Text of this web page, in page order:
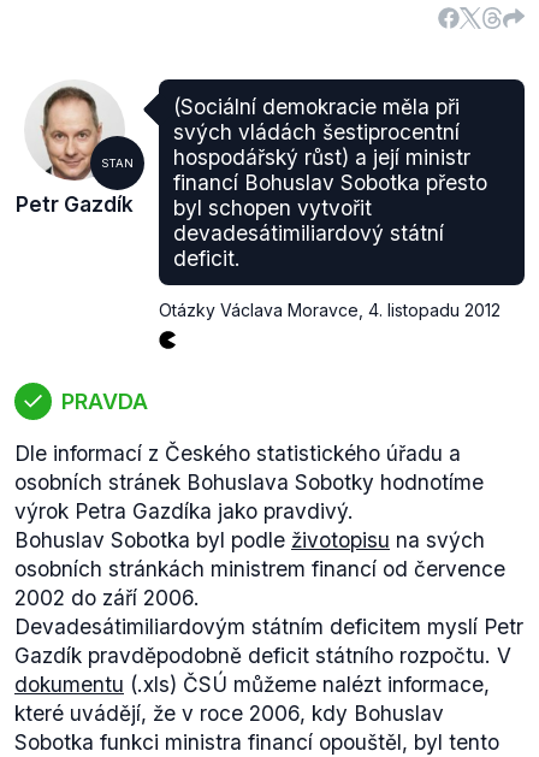
Gazdík, jsou upraveny zákony, kraje, resp.
zastupitelstvo kraje, může do těchto oblastí
zasahovat pouze využije-li svého práva navrhovat
zákony. Výrok tedy na základě těchto informací
hodnotíme jako pravdivý.
STAN
Petr Gazdík
(Sociální demokracie měla při
svých vládách šestiprocentní
hospodářský růst) a její ministr
financí Bohuslav Sobotka přesto
byl schopen vytvořit
devadesátimiliardový státní
deficit.
Otázky Václava Moravce 4. listopadu 2012
PRAVDA
Dle informací z Českého statistického úřadu a
osobních stránek Bohuslava Sobotky hodnotíme
výrok Petra Gazdíka jako pravdivý.
Bohuslav Sobotka byl podle životopisu na svých
osobních stránkách ministrem financí od července
2002 do září 2006.
Devadesátimiliardovým státním deficitem myslí Petr
Gazdík pravděpodobně deficit státního rozpočtu. V
dokumentu (.xls) ČSÚ můžeme nalézt informace,
které uvádějí, že v roce 2006, kdy Bohuslav
Sobotka funkci ministra financí opouštěl, byl tento